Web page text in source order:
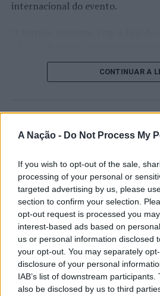
A Nação - Do Not Process My
If you wish to opt-out of the sale,
processing of your personal or
targeted advertising by us, please
section to confirm your selection.
opt-out request is processed you
interest-based ads based on
us or personal information disclosed
your opt-out. You may separately
disclosure of your personal
IAB’s list of downstream
also be disclosed by us to third
internacional do evento.
de um lugar no quadro principal.
abertura contou com a presença
início de uma competição que
concelho no centro do
Apesar das desistências de última
como Casper Ruud (Noruega),
Fokina (Espanha) e Matteo
apresentou um quadro
liderado pelo russo Andrey
série, pelo italiano Luciano
Alejandro Tabilo e pelo belga
Um dos momentos mais
também o regresso do suíço Stan
CONTINUAR A
Castelo Branco:
Internacional de
promete afirmar
património e
“motores de
económico e
português
Publicado 12 horas atrás on 07/
Por Ígor Lopes